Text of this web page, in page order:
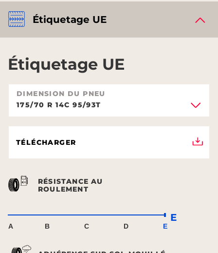
Étiquetage UE
Étiquetage UE
DIMENSION DU PNEU
175/70 R 14C 95/93T
TÉLÉCHARGER
RÉSISTANCE AU
ROULEMENT
A B C D E
E